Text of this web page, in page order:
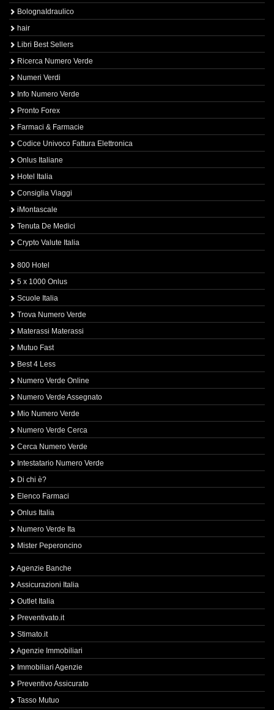
BolognaIdraulico
hair
Libri Best Sellers
Ricerca Numero Verde
Numeri Verdi
Info Numero Verde
Pronto Forex
Farmaci & Farmacie
Codice Univoco Fattura Elettronica
Onlus Italiane
Hotel Italia
Consiglia Viaggi
iMontascale
Tenuta De Medici
Crypto Valute Italia
800 Hotel
5 x 1000 Onlus
Scuole Italia
Trova Numero Verde
Materassi Materassi
Mutuo Fast
Best 4 Less
Numero Verde Online
Numero Verde Assegnato
Mio Numero Verde
Numero Verde Cerca
Cerca Numero Verde
Intestatario Numero Verde
Di chi è?
Elenco Farmaci
Onlus Italia
Numero Verde Ita
Mister Peperoncino
Agenzie Banche
Assicurazioni Italia
Outlet Italia
Preventivato.it
Stimato.it
Agenzie Immobiliari
Immobiliari Agenzie
Preventivo Assicurato
Tasso Mutuo